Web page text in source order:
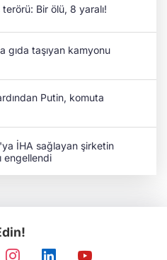
Bir ölü, 8 yaralı!
gıda taşıyan kamyonu
Putin, komuta
İHA sağlayan şirketin
engellendi